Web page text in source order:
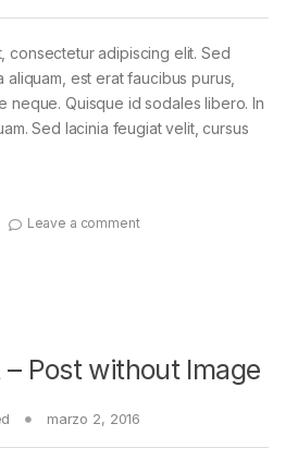
consectetur adipiscing elit. Sed
est erat faucibus purus,
neque. Quisque id sodales libero. In
Sed lacinia feugiat velit, cursus
Leave a comment
Post without Image
marzo 2, 2016